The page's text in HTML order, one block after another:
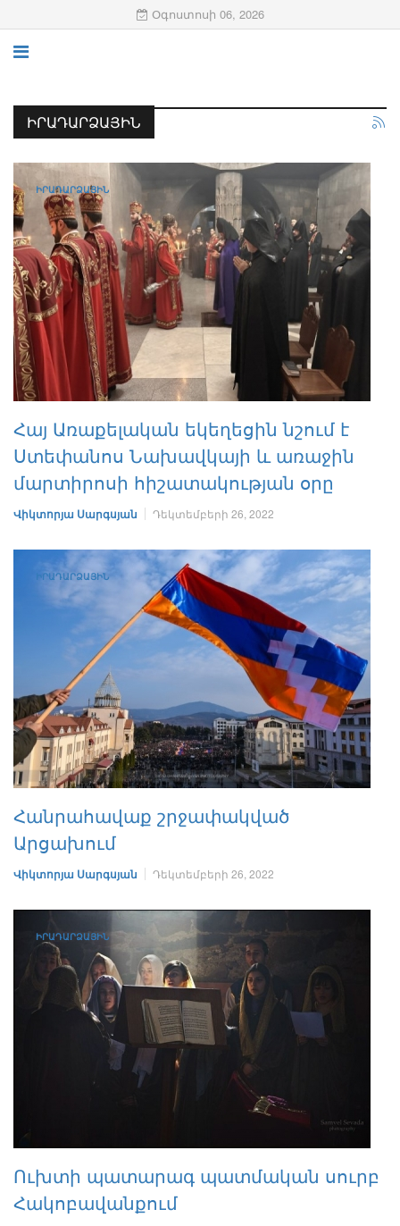
Օգոստոսի 06, 2026
ԻՐԱԴԱՐՁԱՅԻՆ
ԻՐԱԴԱՐՁԱՅԻՆ
Հայ Առաքելական եկեղեցին նշում է
Ստեփանոս Նախավկայի և առաջին
մարտիրոսի հիշատակության օրը
Վիկտորյա Սարգսյան Դեկտեմբերի 26, 2022
ԻՐԱԴԱՐՁԱՅԻՆ
Հանրահավաք շրջափակված
Արցախում
Վիկտորյա Սարգսյան Դեկտեմբերի 26, 2022
ԻՐԱԴԱՐՁԱՅԻՆ
Ուխտի պատարագ պատմական սուրբ
Հակոբավանքում